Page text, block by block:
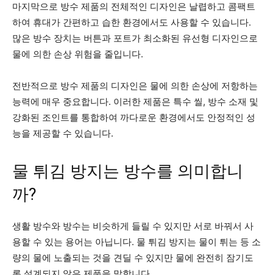
마지막으로 방수 제품의 전체적인 디자인은 날렵하고 콤팩트
하여 휴대가 간편하고 습한 환경에서도 사용할 수 있습니다.
많은 방수 장치는 버튼과 포트가 최소화된 유선형 디자인으로
물에 의한 손상 위험을 줄입니다.
전반적으로 방수 제품의 디자인은 물에 의한 손상에 저항하는
능력에 매우 중요합니다. 이러한 제품은 특수 씰, 방수 소재 및
강화된 조인트를 통합하여 까다로운 환경에서도 안정적인 성
능을 제공할 수 있습니다.
물 튀김 방지는 방수를 의미합니
까?
생활 방수와 방수는 비슷하게 들릴 수 있지만 서로 바꿔서 사
용할 수 있는 용어는 아닙니다. 물 튀김 방지는 물이 튀는 등 소
량의 물에 노출되는 것을 견딜 수 있지만 물에 완전히 잠기도